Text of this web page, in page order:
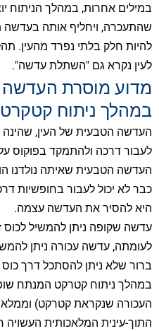
במילים אחרות, במהלך הניתוח
שהתעכרה, ויחליף אותה בעדשה
להיות חלק בלתי נפרד מהעין.
לעין נקרא גם "השתלת עדשה".
מדוע מוסרת העדשה
במהלך ניתוח
העדשה הטבעית של העין,
לעבור דרכה ולהתמקד בפוקוס
העדשה הטבעית שאיתה נולדנו
כבר לא יכול לעבור בחופשיות
היא להסיר את העדשה עצמה.
עדשה שקופה ניתן להמשיל לכוס
לעומתה, עדשה עכורה ניתן
ברור שלא ניתן להסתכל דרך
במהלך ניתוח קטרקט המנתח
העכורה שנקראת קטרקט)
התוך-עינית המלאכותית העשויה